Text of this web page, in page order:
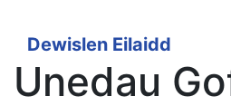
Dewislen Eilaidd
Unedau